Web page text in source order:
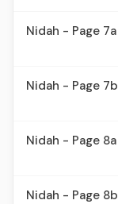
Nidah - Page 7a
Nidah - Page 7b
Nidah - Page 8a
Nidah - Page 8b